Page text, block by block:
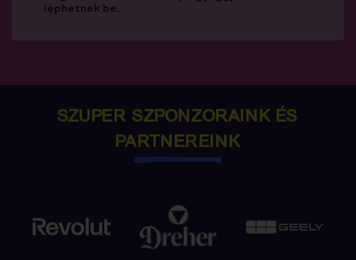
léphetnek be.
SZUPER SZPONZORAINK ÉS
PARTNEREINK